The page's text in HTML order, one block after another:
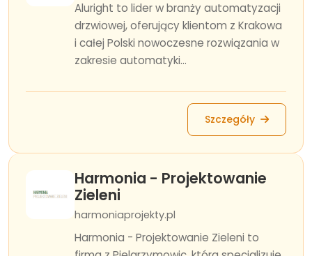
Aluright to lider w branży automatyzacji
drzwiowej, oferujący klientom z Krakowa
i całej Polski nowoczesne rozwiązania w
zakresie automatyki...
Szczegóły
Harmonia - Projektowanie
Zieleni
harmoniaprojekty.pl
Harmonia - Projektowanie Zieleni to